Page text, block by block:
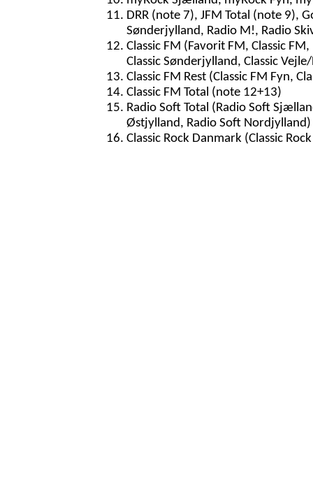
DRR (note 7), JFM Total (note 9),
Sønderjylland, Radio M!, Radio
Classic FM (Favorit FM, Classic
Classic Sønderjylland, Classic
Classic FM Rest (Classic FM Fyn,
Classic FM Total (note 12+13)
Radio Soft Total (Radio Soft
Østjylland, Radio Soft Nordjylland)
Classic Rock Danmark (Classic